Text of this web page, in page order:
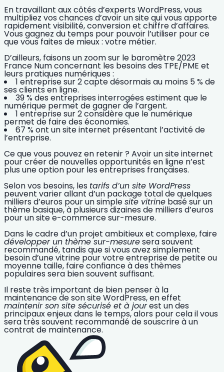
En travaillant aux côtés d’experts WordPress, vous
multipliez vos chances d’avoir un site qui vous apporte
rapidement visibilité, conversion et chiffre d’affaires.
Vous gagnez du temps pour pouvoir l’utiliser pour ce
que vous faites de mieux : votre métier.
D’ailleurs, faisons un zoom sur le baromètre 2023
France Num concernant les besoins des TPE/PME et
leurs pratiques numériques :
1 entreprise sur 2 capte désormais au moins 5 % de
ses clients en ligne.
39 % des entreprises interrogées estiment que le
numérique permet de gagner de l’argent.
1 entreprise sur 2 considère que le numérique
permet de faire des économies.
67 % ont un site internet présentant l’activité de
l’entreprise.
Ce que vous pouvez en retenir ? Avoir un site internet
pourcréer de nouvelles opportunités en ligne n’est
plus une option pour les entreprises françaises.
Selon vos besoins, les tarifs d’un site WordPress
peuvent varier allant d’un package total de quelques
milliers d’euros pour un simplesite vitrine basé sur un
thème basique, à plusieurs dizaines de milliers d’euros
pour un site e-commerce sur-mesure.
Dans le cadre d’un projet ambitieux et complexe, faire
développer un thème sur-mesuresera souvent
recommandé, tandis que si vous avez simplement
besoin d’une vitrine pour votre entreprise de petite ou
moyenne taille, faire confiance à des thèmes
populaires sera bien souvent suffisant.
Il reste très important de bien penser à la
maintenance de son site WordPress, en effet
maintenir son site sécurisé et à jourest un des
principaux enjeux dans le temps, alors pour cela il vous
sera très souvent recommandé desouscrire à un
contrat de maintenance.